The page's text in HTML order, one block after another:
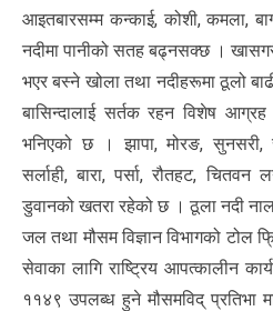
आइतबारसम्म कन्काई, कोशी, कमला,
नदीमा पानीको सतह बढ्नसक्छ ।
भएर बस्ने खोला तथा नदीहरूमा ठूलो
बासिन्दालाई सर्तक रहन विशेष आग्रह
भनिएको छ । झापा, मोरङ, सुनसरी,
सर्लाही, बारा, पर्सा, रौतहट, चितवन
डुवानको खतरा रहेको छ । ठूला नदी
जल तथा मौसम विज्ञान विभागको टोल
सेवाका लागि राष्ट्रिय आपत्कालीन
११४९ उपलब्ध हुने मौसमविद् प्रतिभा